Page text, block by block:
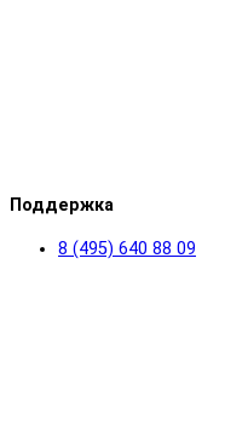
Поддержка
8 (495) 640 88 09